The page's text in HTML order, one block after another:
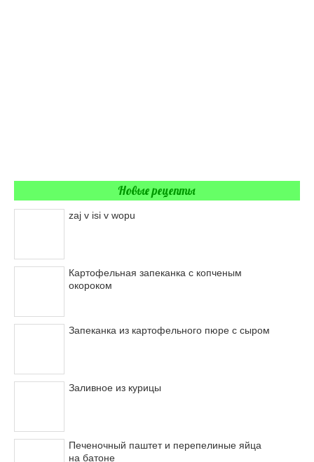
Новые рецепты
zaj v isi v wopu
Картофельная запеканка с копченым
окороком
Запеканка из картофельного пюре с сыром
Заливное из курицы
Печеночный паштет и перепелиные яйца
на батоне